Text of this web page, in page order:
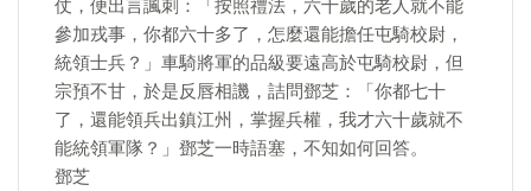
仗，便出言諷刺：「按照禮法，六十歲的老人就不能
參加戎事，你都六十多了，怎麼還能擔任屯騎校尉，
統領士兵？」車騎將軍的品級要遠高於屯騎校尉，但
宗預不甘，於是反唇相譏，詰問鄧芝：「你都七十
了，還能領兵出鎮江州，掌握兵權，我才六十歲就不
能統領軍隊？」鄧芝一時語塞，不知如何回答。
鄧芝